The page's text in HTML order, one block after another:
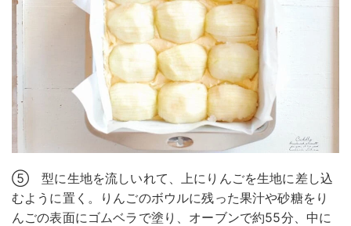
⑤ 型に生地を流しいれて、上にりんごを生地に差し込
むように置く。りんごのボウルに残った果汁や砂糖をり
んごの表面にゴムベラで塗り、オーブンで約55分、中に